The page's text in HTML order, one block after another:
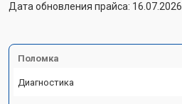
Дата обновления прайса: 16.07.2026
Поломка
Диагностика